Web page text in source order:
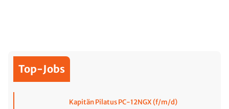
Top-Jobs
Kapitän Pilatus PC-12NGX (f/m/d)